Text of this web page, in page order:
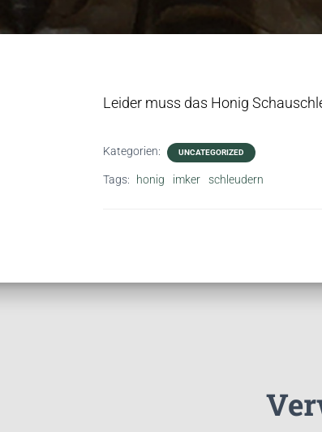
Leider muss das Honig
Kategorien: UNCATEGORIZED
Tags: honig imker schleudern